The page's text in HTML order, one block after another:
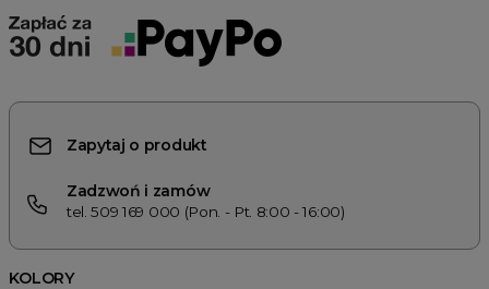
Zapytaj o produkt
Zadzwoń i zamów
tel. 509 169 000 (Pon. - Pt. 8:00 - 16:00)
KOLORY